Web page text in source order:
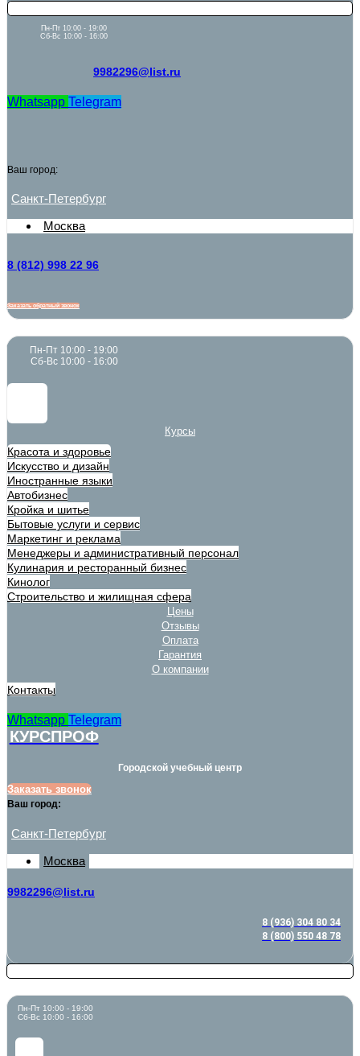
Пн-Пт 10:00 - 19:00
Сб-Вс 10:00 - 16:00
9982296@list.ru
Whatsapp Telegram
Ваш город:
Санкт-Петербург
Москва
8 (812) 998 22 96
Заказать обратный звонок
Пн-Пт 10:00 - 19:00
Сб-Вс 10:00 - 16:00
Курсы
Красота и здоровье
Искусство и дизайн
Иностранные языки
Автобизнес
Кройка и шитье
Бытовые услуги и сервис
Маркетинг и реклама
Менеджеры и административный персонал
Кулинария и ресторанный бизнес
Кинолог
Строительство и жилищная сфера
Цены
Отзывы
Оплата
Гарантия
О компании
Контакты
Whatsapp Telegram
КУРСПРОФ
Городской учебный центр
Заказать звонок
Ваш город:
Санкт-Петербург
Москва
9982296@list.ru
8 (936) 304 80 34
8 (800) 550 48 78
Пн-Пт 10:00 - 19:00
Сб-Вс 10:00 - 16:00